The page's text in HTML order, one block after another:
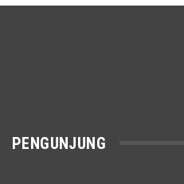
PENGUNJUNG